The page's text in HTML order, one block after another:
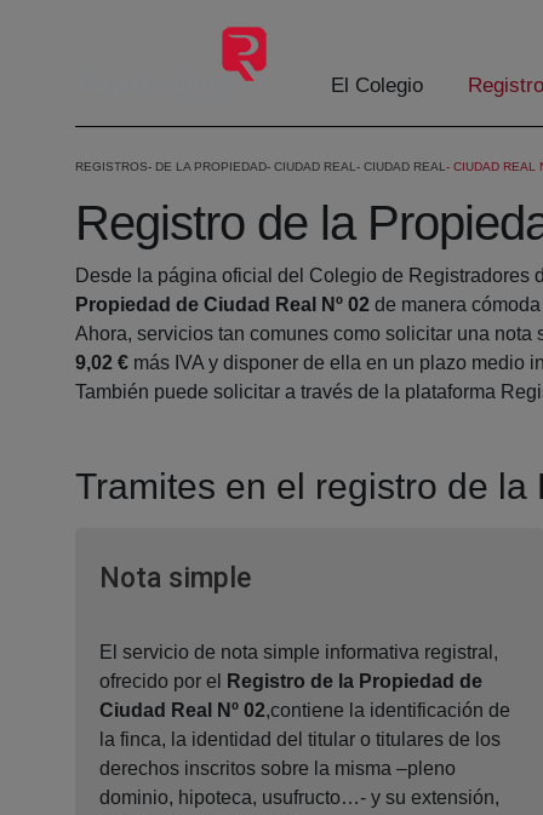
Saltar al contenido principal
El Colegio
REGISTROS DE LA PROPIEDAD CIUDAD REAL CIUDAD REAL CIUDAD REAL
Registro de la
Desde la página oficial del Colegio de Registradores
Propiedad de Ciudad Real Nº 02 de manera
Ahora, servicios tan comunes como solicitar una nota
9,02 € más IVA y disponer de ella en un plazo medio
También puede solicitar a través de la plataforma
Tramites en el registro de
Nota simpleVentana nueva
El servicio de nota simple informativa registral,
ofrecido por el
Registro de la Propiedad de
Ciudad Real Nº 02,contiene la identificación de
la finca, la identidad del titular o titulares de los
derechos inscritos sobre la misma –pleno
dominio, hipoteca, usufructo…- y su extensión,